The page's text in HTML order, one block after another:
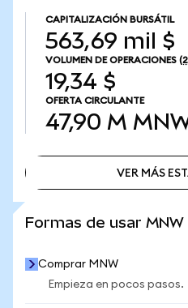
CAPITALIZACIÓN BURSÁTIL
563,69 mil $
VOLUMEN DE OPERACIONES
19,34 $
OFERTA CIRCULANTE
47,90 M
VER MÁS
Formas de usar
Comprar MNW
Empieza en pocos pasos.